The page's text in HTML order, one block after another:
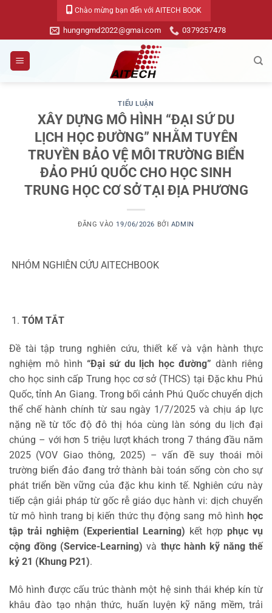
nội
dung
Chào mừng bạn đến với AITECH BOOK
hungngmd2022@gmai.com 0379257478
TIỂU LUẬN
XÂY DỰNG MÔ HÌNH “ĐẠI SỨ DU
LỊCH HỌC ĐƯỜNG” NHẰM TUYÊN
TRUYỀN BẢO VỆ MÔI TRƯỜNG BIỂN
ĐẢO PHÚ QUỐC CHO HỌC SINH
TRUNG HỌC CƠ SỞ TẠI ĐỊA PHƯƠNG
ĐĂNG VÀO 19/06/2026 BỞI ADMIN
NHÓM NGHIÊN CỨU AITECHBOOK
TÓM TẮT
Đề tài tập trung nghiên cứu, thiết kế và vận hành thực
nghiệm mô hình “Đại sứ du lịch học đường” dành riêng
cho học sinh cấp Trung học cơ sở (THCS) tại Đặc khu Phú
Quốc, tỉnh An Giang. Trong bối cảnh Phú Quốc chuyển dịch
thể chế hành chính từ sau ngày 1/7/2025 và chịu áp lực
nặng nề từ tốc độ đô thị hóa cùng làn sóng du lịch đại
chúng – với hơn 5 triệu lượt khách trong 7 tháng đầu năm
2025 (VOV Giao thông, 2025) – vấn đề suy thoái môi
trường biển đảo đang trở thành bài toán sống còn cho sự
phát triển bền vững của đặc khu kinh tế. Nghiên cứu này
tiếp cận giải pháp từ gốc rễ giáo dục hành vi: dịch chuyển
từ mô hình trang bị kiến thức thụ động sang mô hình học
tập trải nghiệm (Experiential Learning) kết hợp phục vụ
cộng đồng (Service-Learning) và thực hành kỹ năng thế
kỷ 21 (Khung P21).
Mô hình được cấu trúc thành một hệ sinh thái khép kín từ
khâu đào tạo nhận thức, huấn luyện kỹ năng mềm, trải